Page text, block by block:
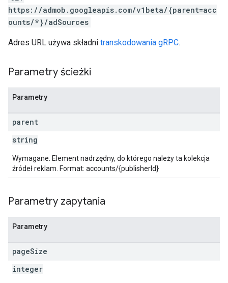
https://admob.googleapis.com/v1beta/{parent=acc
ounts/*}/adSources
Adres URL używa składni transkodowania gRPC.
Parametry ścieżki
Parametry
parent
string
Wymagane. Element nadrzędny, do którego należy ta kolekcja
źródeł reklam. Format: accounts/{publisherId}
Parametry zapytania
Parametry
pageSize
integer